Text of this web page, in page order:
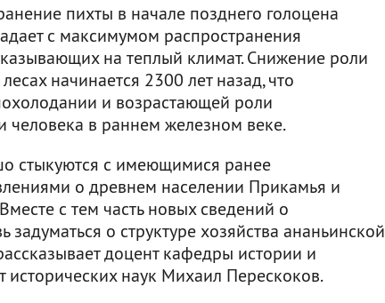
пихты в начале позднего голоцена
с максимумом распространения
на теплый климат. Снижение роли
начинается 2300 лет назад, что
и возрастающей роли
человека в раннем железном веке.
стыкуются с имеющимися ранее
о древнем населении Прикамья и
с тем часть новых сведений о
задуматься о структуре хозяйства ананьинской
доцент кафедры истории и
исторических наук Михаил Перескоков.